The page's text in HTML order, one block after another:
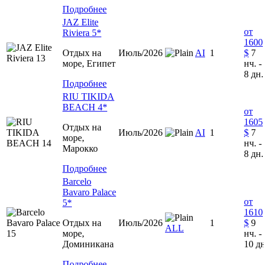
Подробнее
JAZ Elite
Riviera 5*
Отдых на
море, Египет
Подробнее
Июль/2026 AI 1
от
1600
$ 7
нч. -
8 дн.
RIU TIKIDA
BEACH 4*
Отдых на
море,
Марокко
Подробнее
Июль/2026 AI 1
от
1605
$ 7
нч. -
8 дн.
Barcelo
Bavaro Palace
5*
Отдых на
море,
Доминиканa
Июль/2026
ALL
1
от
1610
$ 9
нч. -
10